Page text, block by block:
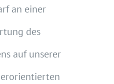
an einer
des
auf unserer